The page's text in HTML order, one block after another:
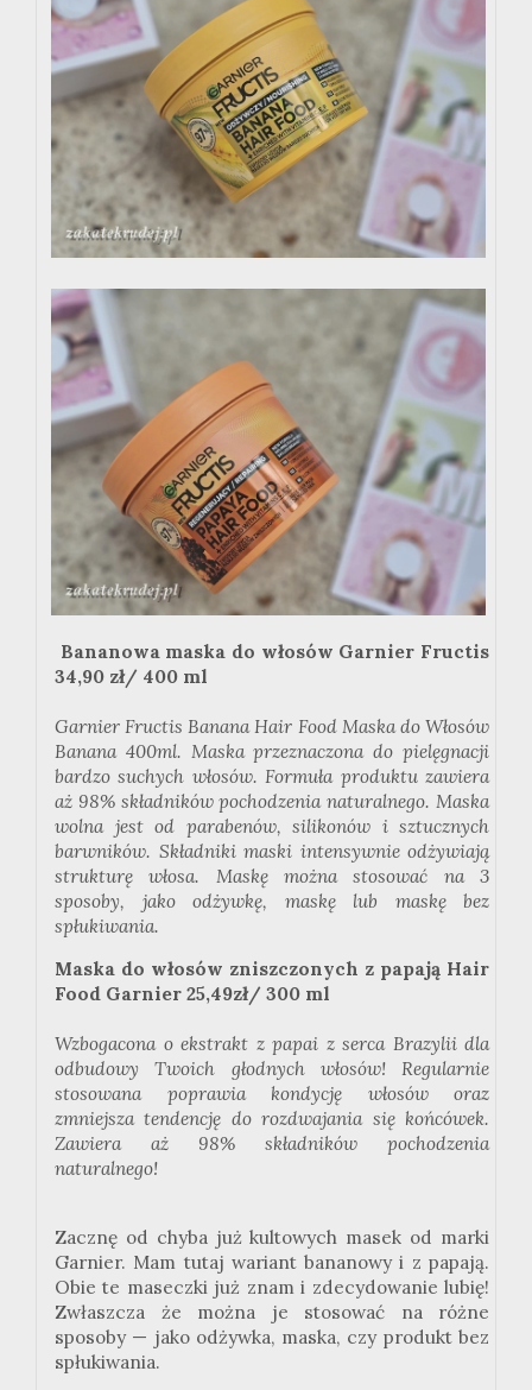
Bananowa maska do włosów Garnier Fructis
34,90 zł/ 400 ml
Garnier Fructis Banana Hair Food Maska do Włosów
Banana 400ml. Maska przeznaczona do pielęgnacji
bardzo suchych włosów. Formuła produktu zawiera
aż 98% składników pochodzenia naturalnego. Maska
wolna jest od parabenów, silikonów i sztucznych
barwników. Składniki maski intensywnie odżywiają
strukturę włosa. Maskę można stosować na 3
sposoby, jako odżywkę, maskę lub maskę bez
spłukiwania.
Maska do włosów zniszczonych z papają Hair
Food Garnier 25,49zł/ 300 ml
Wzbogacona o ekstrakt z papai z serca Brazylii dla
odbudowy Twoich głodnych włosów! Regularnie
stosowana poprawia kondycję włosów oraz
zmniejsza tendencję do rozdwajania się końcówek.
Zawiera aż 98% składników pochodzenia
naturalnego!
Zacznę od chyba już kultowych masek od marki
Garnier. Mam tutaj wariant bananowy i z papają.
Obie te maseczki już znam i zdecydowanie lubię!
Zwłaszcza że można je stosować na różne
sposoby — jako odżywka, maska, czy produkt bez
spłukiwania.